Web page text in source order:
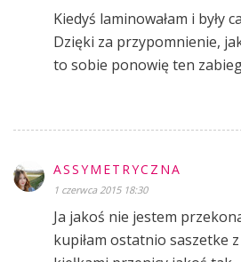
Kiedyś laminowałam i były
Dzięki za przypomnienie,
to sobie ponowię ten
ASSYMETRYCZNA
1 czerwca 2015 18:30
Ja jakoś nie jestem
kupiłam ostatnio saszetke